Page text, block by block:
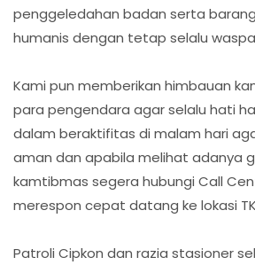
penggeledahan badan serta
humanis dengan tetap selalu
Kami pun memberikan himbauan
para pengendara agar selalu hati
dalam beraktifitas di malam hari
aman dan apabila melihat adanya
kamtibmas segera hubungi Call
merespon cepat datang ke lokasi
Patroli Cipkon dan razia stasioner